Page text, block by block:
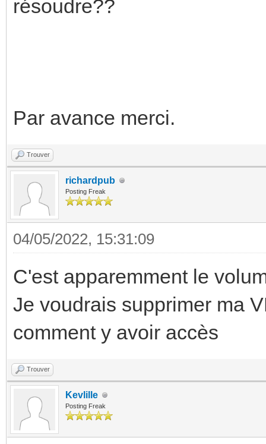
TASK OK
résoudre??
Par avance merci.
Trouver
richardpub
Posting Freak
04/05/2022, 15:31:09
C'est apparemment le
Je voudrais supprimer ma
comment y avoir accès
Trouver
Kevlille
Posting Freak